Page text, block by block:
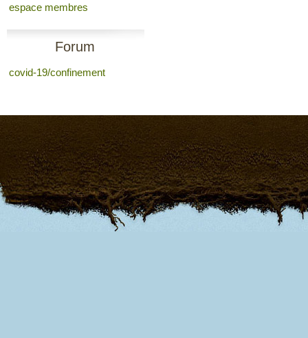
membres
espace membres
Forum
covid-19/confinement